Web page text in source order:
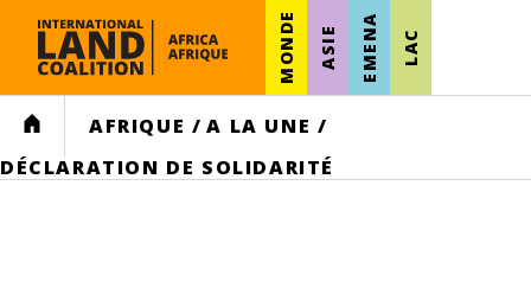
MONDE ASIE EMENA LAC
HOME AFRIQUE / A LA UNE /
DÉCLARATION DE SOLIDARITÉ